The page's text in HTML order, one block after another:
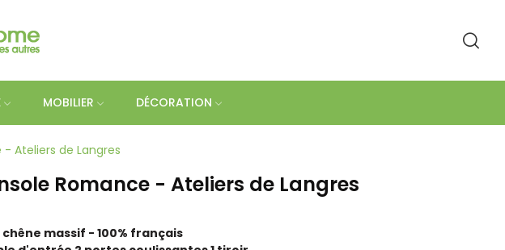
MOBILIER DÉCORATION
Ateliers de Langres
Romance - Ateliers de Langres
chêne massif - 100% français